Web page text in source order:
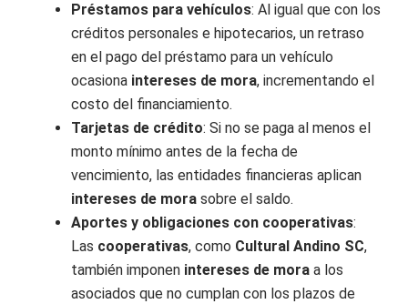
Préstamos para vehículos: Al igual que con los
créditos personales e hipotecarios, un retraso
en el pago del préstamo para un vehículo
ocasiona intereses de mora, incrementando el
costo del financiamiento.
Tarjetas de crédito: Si no se paga al menos el
monto mínimo antes de la fecha de
vencimiento, las entidades financieras aplican
intereses de mora sobre el saldo.
Aportes y obligaciones con cooperativas:
Las cooperativas, como Cultural Andino SC,
también imponen intereses de mora a los
asociados que no cumplan con los plazos de